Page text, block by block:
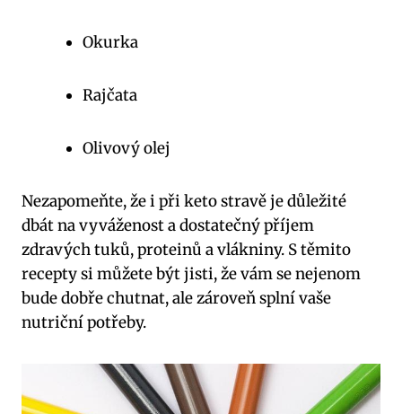
Okurka
Rajčata
Olivový olej
Nezapomeňte, že i při keto stravě je důležité
dbát na vyváženost a dostatečný ​příjem
⁤zdravých tuků, proteinů ⁢a vlákniny. S těmito
recepty si můžete být jisti, že vám se nejenom
bude dobře chutnat, ale zároveň splní ‌vaše​
nutriční​ potřeby.